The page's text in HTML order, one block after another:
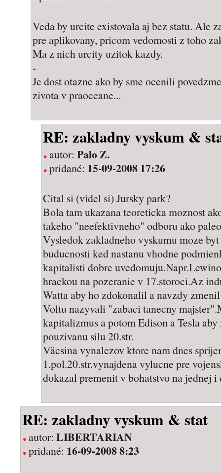
Veda by urcite existovala aj bez statu. Ale
pre aplikovany, pricom vedomosti z toho
Ma z nich urcity uzitok kazdy.
-
Je dost otazne ako by sme ocenili
zivota v praoceane...
RE: zakladny vyskum &
autor: Palo Z.
pridané: 15-09-2008 17:26
Cital si (videl si) Jursky park?
Bola tam ukazana teoreticka moznost
takeho "neefektivneho" odboru ako
Vysledok zakladneho vyskumu moze
buducnosti ked nastanu vhodne
kapitalisti dobre
hrackou na pozeranie v 17.storoci.Az
Watta aby ho zdokonalil a navzdy
Voltu nazyvali "zabaci tanecny
kapitalizmus a potom Edison a Tesla
pouzivanu silu 20.str.
Väcsina vynalezov ktore nam dnes
1.pol.20.str.vynajdena vylucne pre
dokazal premenit v bohatstvo na jednej i
RE: zakladny vyskum & stat
autor: LIBERTARIAN
pridané: 16-09-2008 8:23